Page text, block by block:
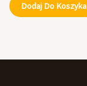
Dodaj Do Koszyka